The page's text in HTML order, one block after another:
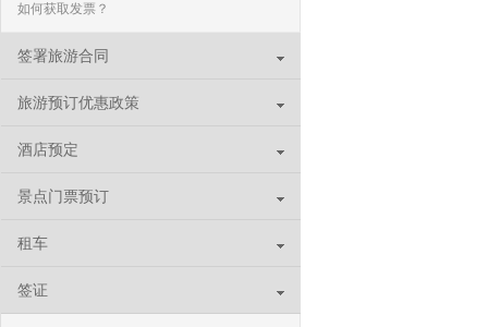
如何获取发票？
签署旅游合同
旅游预订优惠政策
酒店预定
景点门票预订
租车
签证